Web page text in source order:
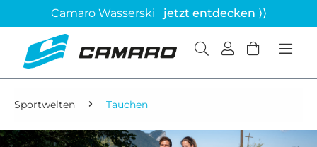
Camaro Wasserski jetzt entdecken ⟩⟩
Sportwelten Tauchen